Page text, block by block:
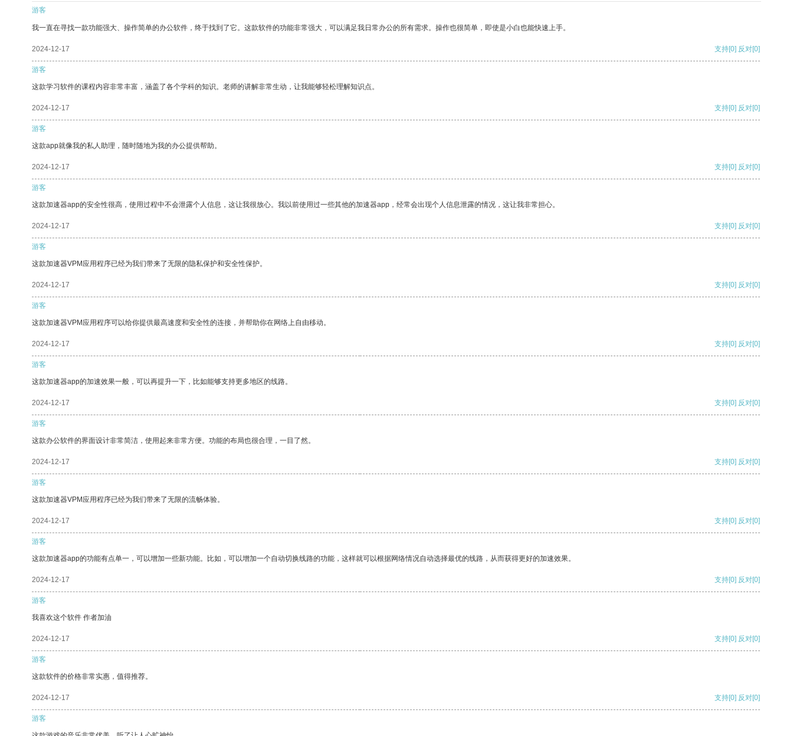
游客
我一直在寻找一款功能强大、操作简单的办公软件，终于找到了它。这款软件的功能非常强大，可以满足我日常办公的所有需求。操作也很简单，即使是小白也能快速上手。
2024-12-17 支持[0] 反对[0]
游客
这款学习软件的课程内容非常丰富，涵盖了各个学科的知识。老师的讲解非常生动，让我能够轻松理解知识点。
2024-12-17 支持[0] 反对[0]
游客
这款app就像我的私人助理，随时随地为我的办公提供帮助。
2024-12-17 支持[0] 反对[0]
游客
这款加速器app的安全性很高，使用过程中不会泄露个人信息，这让我很放心。我以前使用过一些其他的加速器app，经常会出现个人信息泄露的情况，这让我非常担心。
2024-12-17 支持[0] 反对[0]
游客
这款加速器VPM应用程序已经为我们带来了无限的隐私保护和安全性保护。
2024-12-17 支持[0] 反对[0]
游客
这款加速器VPM应用程序可以给你提供最高速度和安全性的连接，并帮助你在网络上自由移动。
2024-12-17 支持[0] 反对[0]
游客
这款加速器app的加速效果一般，可以再提升一下，比如能够支持更多地区的线路。
2024-12-17 支持[0] 反对[0]
游客
这款办公软件的界面设计非常简洁，使用起来非常方便。功能的布局也很合理，一目了然。
2024-12-17 支持[0] 反对[0]
游客
这款加速器VPM应用程序已经为我们带来了无限的流畅体验。
2024-12-17 支持[0] 反对[0]
游客
这款加速器app的功能有点单一，可以增加一些新功能。比如，可以增加一个自动切换线路的功能，这样就可以根据网络情况自动选择最优的线路，从而获得更好的加速效果。
2024-12-17 支持[0] 反对[0]
游客
我喜欢这个软件 作者加油
2024-12-17 支持[0] 反对[0]
游客
这款软件的价格非常实惠，值得推荐。
2024-12-17 支持[0] 反对[0]
游客